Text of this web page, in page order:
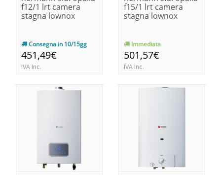
f12/1 lrt camera
stagna lownox
Consegna in 10/15gg
451,49€
IVA Inc.
f15/1 lrt camera
stagna lownox
Immediata
501,57€
IVA Inc.